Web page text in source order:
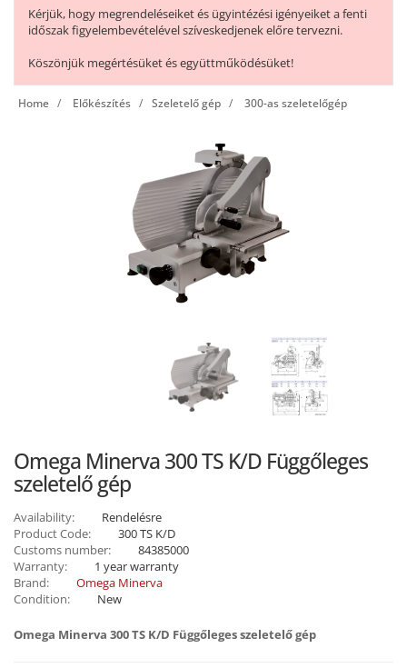
Kérjük, hogy megrendeléseiket és ügyintézési igényeiket a fenti
időszak figyelembevételével szíveskedjenek előre tervezni.
Köszönjük megértésüket és együttműködésüket!
Home Előkészítés Szeletelő gép 300-as szeletelőgép
Omega Minerva 300 TS K/D Függőleges
szeletelő gép
Availability:
Rendelésre
Product Code:
300 TS K/D
Customs number:
84385000
Warranty:
1 year warranty
Brand:
Omega Minerva
Condition:
New
Omega Minerva 300 TS K/D Függőleges szeletelő gép